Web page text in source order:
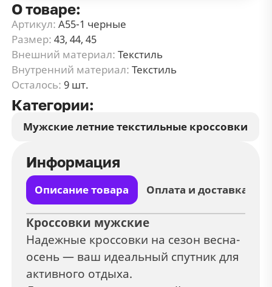
О товаре:
Артикул: А55-1 черные
Размер: 43, 44, 45
Внешний материал: Текстиль
Внутренний материал: Текстиль
Осталось: 9 шт.
Категории:
Мужские летние текстильные кроссовки
Информация
Описание товара Оплата и доставка
Кроссовки мужские
Надежные кроссовки на сезон весна-
осень — ваш идеальный спутник для
активного отдыха.